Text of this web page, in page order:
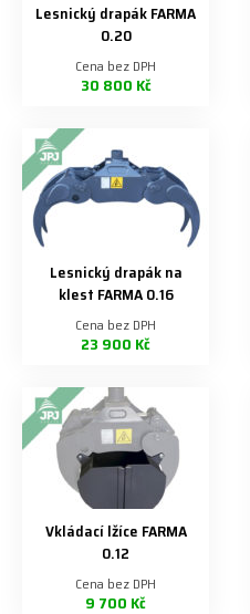
Lesnický drapák FARMA
0.20
Cena bez DPH
30 800 Kč
Lesnický drapák na
klest FARMA 0.16
Cena bez DPH
23 900 Kč
Vkládací lžíce FARMA
0.12
Cena bez DPH
9 700 Kč